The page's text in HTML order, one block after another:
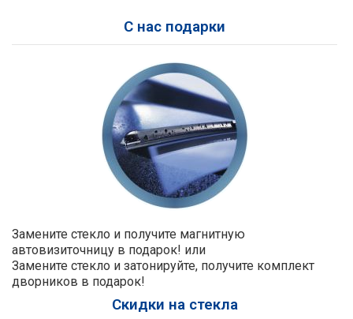
С нас подарки
Замените стекло и получите магнитную
автовизиточницу в подарок! или
Замените стекло и затонируйте, получите комплект
дворников в подарок!
Скидки на стекла